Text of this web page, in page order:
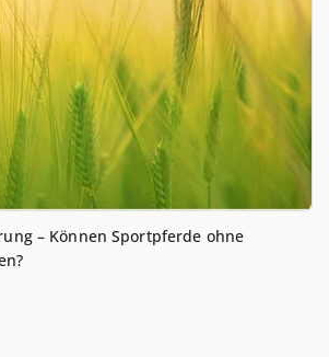
– Können Sportpferde ohne